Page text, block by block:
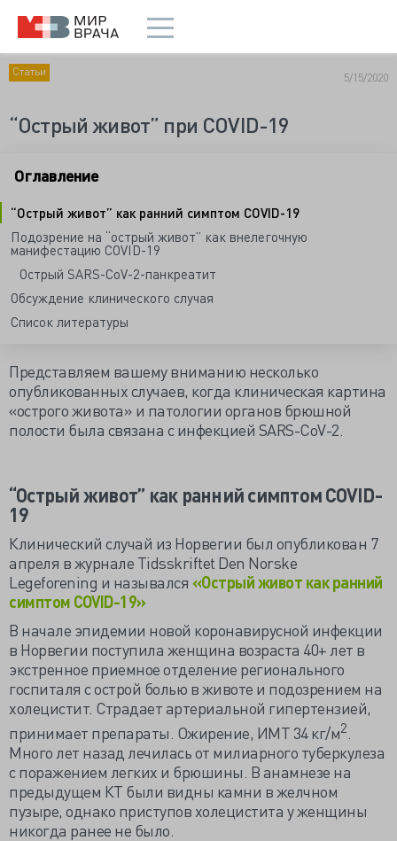
Статьи 5/15/2020
“Острый живот” при COVID-19
Оглавление
“Острый живот” как ранний симптом COVID-19
Подозрение на “острый живот” как внелегочную
манифестацию COVID-19
Острый SARS-CoV-2-панкреатит
Обсуждение клинического случая
Список литературы
Представляем вашему вниманию несколько
опубликованных случаев, когда клиническая картина
«острого живота» и патологии органов брюшной
полости была связана с инфекцией SARS-CoV-2.
“Острый живот” как ранний симптом COVID-
19
Клинический случай из Норвегии был опубликован 7
апреля в журнале Tidsskriftet Den Norske
Legeforening и назывался «Острый живот как ранний
симптом COVID-19»
В начале эпидемии новой коронавирусной инфекции
в Норвегии поступила женщина возраста 40+ лет в
экстренное приемное отделение регионального
госпиталя с острой болью в животе и подозрением на
холецистит. Страдает артериальной гипертензией,
принимает препараты. Ожирение, ИМТ 34 кг/м2
Много лет назад лечилась от милиарного туберкулеза
с поражением легких и брюшины. В анамнезе на
предыдущем КТ были видны камни в желчном
пузыре, однако приступов холецистита у женщины
никогда ранее не было.